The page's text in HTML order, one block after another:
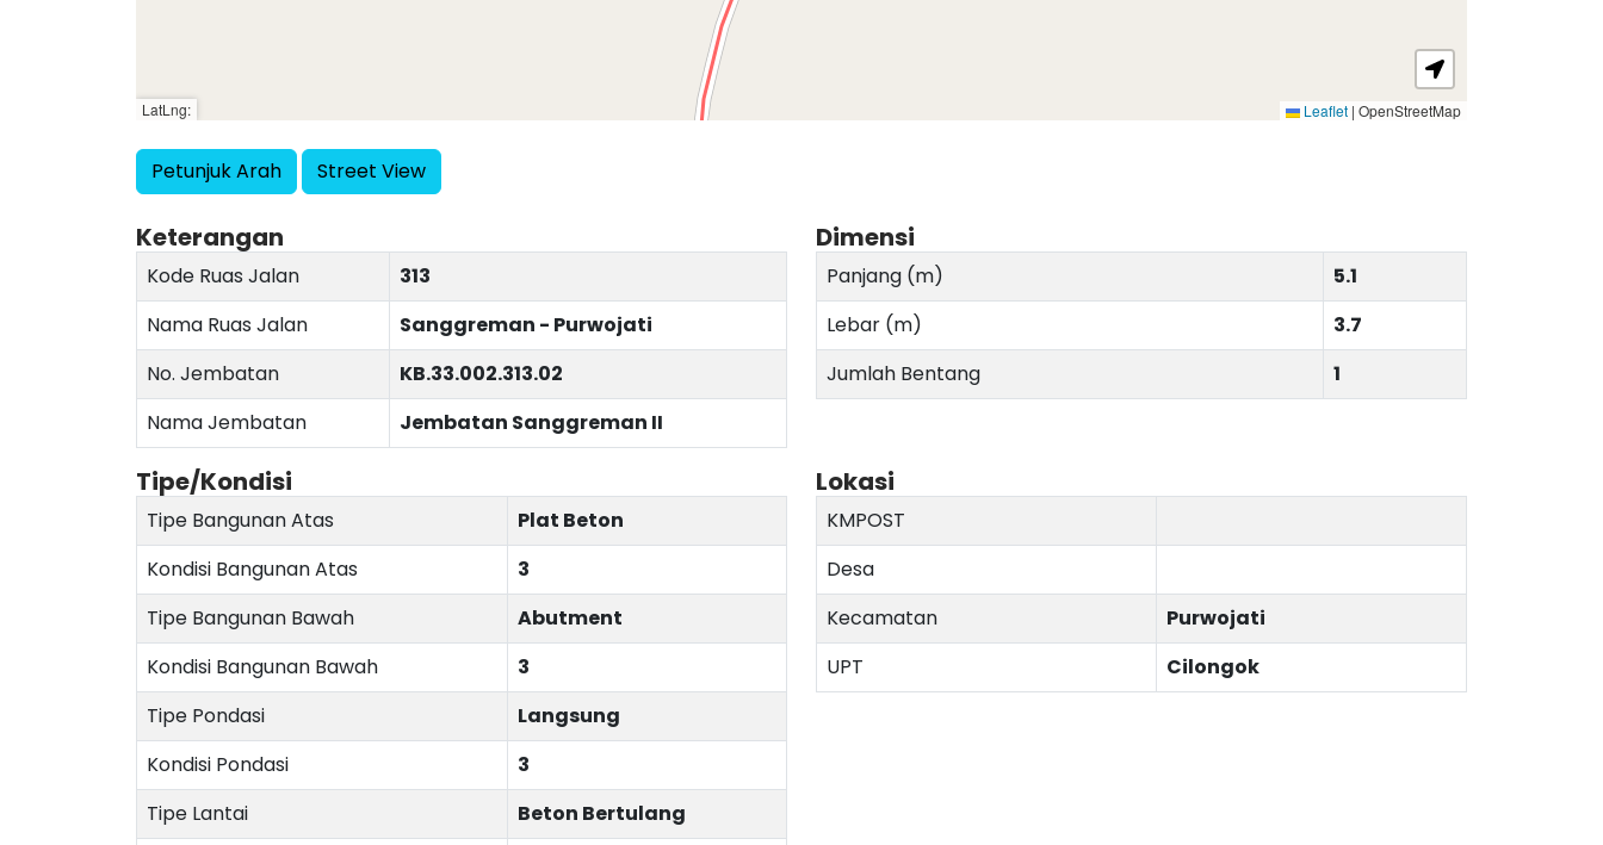
LatLng: Leaflet | OpenStreetMap
Petunjuk Arah Street View
Keterangan
Kode Ruas Jalan
313
Nama Ruas Jalan
Sanggreman - Purwojati
No. Jembatan
KB.33.002.313.02
Nama Jembatan
Jembatan Sanggreman II
Dimensi
Panjang (m)
5.1
Lebar (m)
3.7
Jumlah Bentang
1
Tipe/Kondisi
Tipe Bangunan Atas
Plat Beton
Kondisi Bangunan Atas
3
Tipe Bangunan Bawah
Abutment
Kondisi Bangunan Bawah
3
Tipe Pondasi
Langsung
Kondisi Pondasi
3
Tipe Lantai
Beton Bertulang
Lokasi
KMPOST
Desa
Kecamatan
Purwojati
UPT
Cilongok